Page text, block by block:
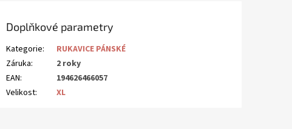
Doplňkové parametry
Kategorie:
RUKAVICE PÁNSKÉ
Záruka:
2 roky
EAN:
194626466057
Velikost: XL